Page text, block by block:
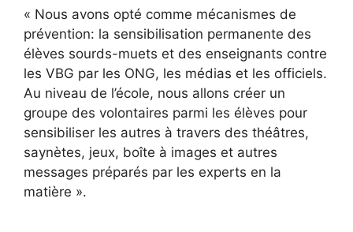
« Nous avons opté comme mécanismes de
prévention: la sensibilisation permanente des
élèves sourds-muets et des enseignants contre
les VBG par les ONG, les médias et les officiels.
Au niveau de l’école, nous allons créer un
groupe des volontaires parmi les élèves pour
sensibiliser les autres à travers des théâtres,
saynètes, jeux, boîte à images et autres
messages préparés par les experts en la
matière ».